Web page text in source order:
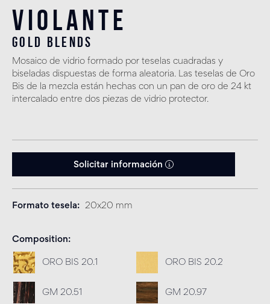
Violante
gold blends
Mosaico de vidrio formado por teselas cuadradas y
biseladas dispuestas de forma aleatoria. Las teselas de Oro
Bis de la mezcla están hechas con un pan de oro de 24 kt
intercalado entre dos piezas de vidrio protector.
Solicitar información
Formato tesela 20x20 mm
Composition
ORO BIS 20.1 ORO BIS 20.2
GM 20.51 GM 20.97